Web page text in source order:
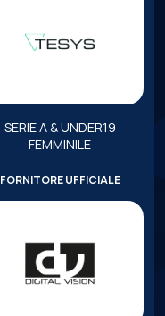
SERIE A & UNDER19
FEMMINILE
FORNITORE UFFICIALE